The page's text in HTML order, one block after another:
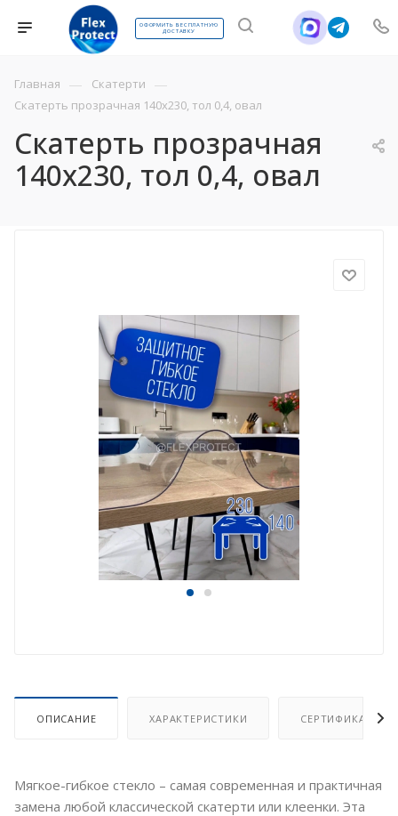
ОФОРМИТЬ БЕСПЛАТНУЮ
ДОСТАВКУ
Главная — Скатерти —
Скатерть прозрачная 140х230, тол 0,4, овал
Скатерть прозрачная
140х230, тол 0,4, овал
ОПИСАНИЕ ХАРАКТЕРИСТИКИ СЕРТИФИКАТ
Мягкое-гибкое стекло – самая современная и практичная
замена любой классической скатерти или клеенки. Эта